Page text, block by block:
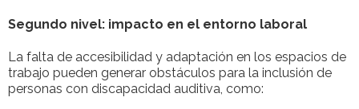
Segundo nivel: impacto en el entorno laboral
La falta de accesibilidad y adaptación en los espacios de
trabajo pueden generar obstáculos para la inclusión de
personas con discapacidad auditiva, como: